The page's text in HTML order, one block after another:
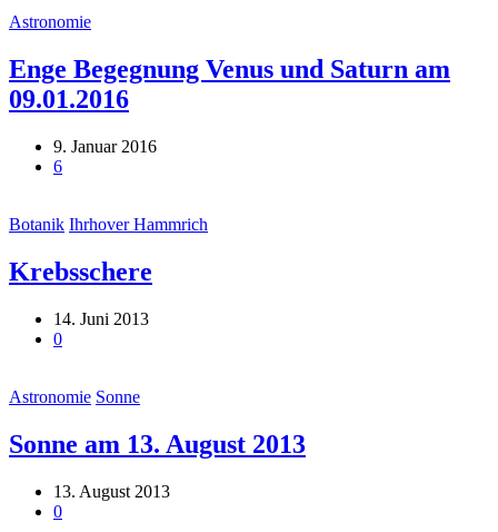
Astronomie
Enge Begegnung Venus und Saturn am
09.01.2016
9. Januar 2016
6
Botanik Ihrhover Hammrich
Krebsschere
14. Juni 2013
0
Astronomie Sonne
Sonne am 13. August 2013
13. August 2013
0